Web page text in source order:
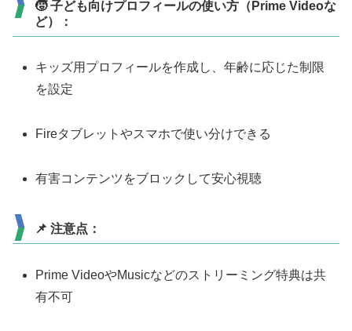
🧒 子ども向けプロフィールの使い方（Prime Videoな
ど）：
キッズ用プロフィールを作成し、年齢に応じた制限
を設定
Fireタブレットやスマホで使い分けできる
有害コンテンツをブロックして安心視聴
📌 注意点：
Prime VideoやMusicなどのストリーミング特典は共
有不可